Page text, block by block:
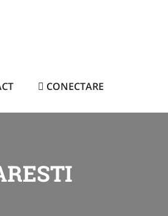
CONECTARE